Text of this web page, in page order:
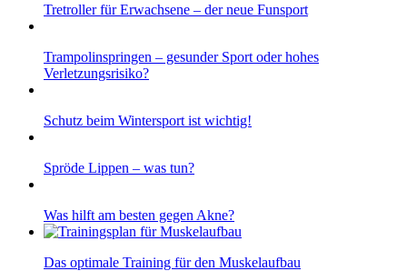
Tretroller für Erwachsene – der neue Funsport
Trampolinspringen – gesunder Sport oder hohes
Verletzungsrisiko?
Schutz beim Wintersport ist wichtig!
Spröde Lippen – was tun?
Was hilft am besten gegen Akne?
Das optimale Training für den Muskelaufbau